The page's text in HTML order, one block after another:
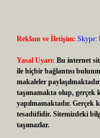
Reklam ve İletişim: Skype:
Yasal Uyarı: Bu internet
ile hiçbir bağlantısı
makaleler
taşımamakta olup, gerçek
yapılmamaktadır.
tesadüfidir. Sitemizdeki
taşımazlar.